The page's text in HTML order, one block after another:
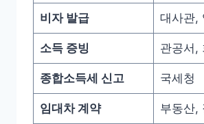
비자 발급 대사관,
소득 증빙 관공서,
종합소득세 신고 국세청
임대차 계약 부동산,